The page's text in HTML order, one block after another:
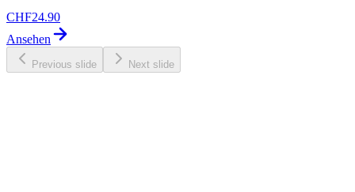
CHF24.90
Ansehen
Previous slide Next slide